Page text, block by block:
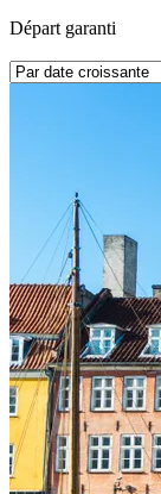
Départ garanti